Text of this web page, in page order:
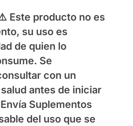
Este producto no es
su uso es
de quien lo
Se
con un
antes de iniciar
Envía Suplementos
del uso que se